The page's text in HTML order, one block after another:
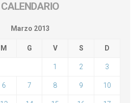
CALENDARIO
Marzo 2013
M G V S D
1 2 3
6 7 8 9 10